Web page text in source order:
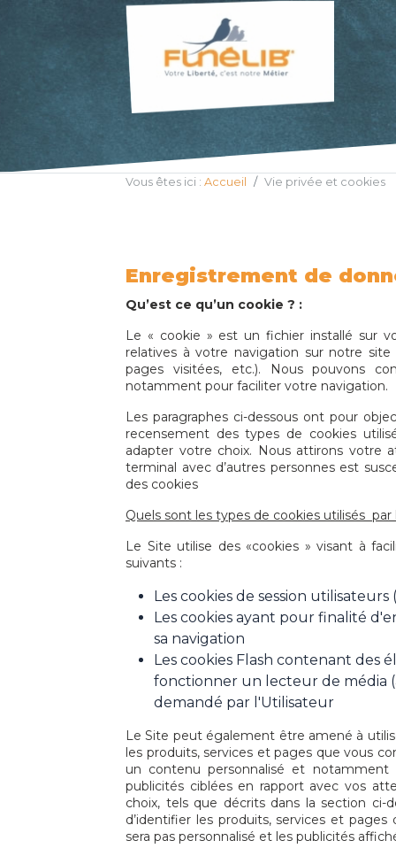
Vous êtes ici : Accueil Vie privée et cookies
Enregistrement de
Qu’est ce qu’un cookie ? :
Le « cookie » est un fichier installé sur
relatives à votre navigation sur notre
pages visitées, etc.). Nous pouvons
notamment pour faciliter votre navigation.
Les paragraphes ci-dessous ont pour
recensement des types de cookies
adapter votre choix. Nous attirons votre
terminal avec d’autres personnes est
des cookies
Quels sont les types de cookies utilisés par
Le Site utilise des «cookies » visant à
suivants :
Les cookies de session utilisateurs
Les cookies ayant pour finalité
sa navigation
Les cookies Flash contenant des
fonctionner un lecteur de média
demandé par l'Utilisateur
Le Site peut également être amené à
les produits, services et pages que vous
un contenu personnalisé et
publicités ciblées en rapport avec vos
choix, tels que décrits dans la section ci-
d’identifier les produits, services et
sera pas personnalisé et les publicités